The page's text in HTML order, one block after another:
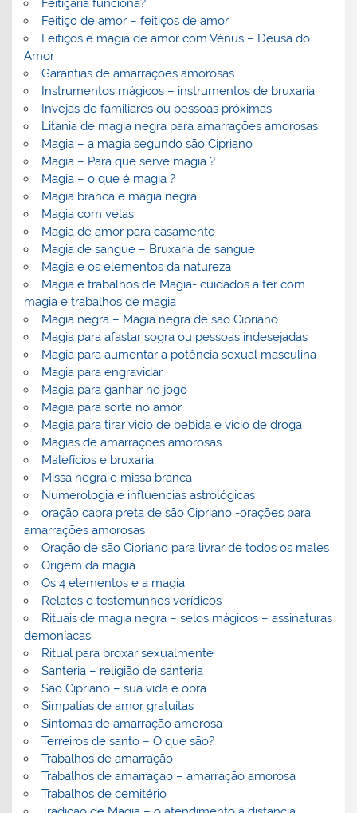
Feitiçaria funciona?
Feitiço de amor – feitiços de amor
Feitiços e magia de amor com Vénus – Deusa do
Amor
Garantias de amarrações amorosas
Instrumentos mágicos – instrumentos de bruxaria
Invejas de familiares ou pessoas próximas
Litania de magia negra para amarrações amorosas
Magia – a magia segundo são Cipriano
Magia – Para que serve magia ?
Magia – o que é magia ?
Magia branca e magia negra
Magia com velas
Magia de amor para casamento
Magia de sangue – Bruxaria de sangue
Magia e os elementos da natureza
Magia e trabalhos de Magia- cuidados a ter com
magia e trabalhos de magia
Magia negra – Magia negra de sao Cipriano
Magia para afastar sogra ou pessoas indesejadas
Magia para aumentar a potência sexual masculina
Magia para engravidar
Magia para ganhar no jogo
Magia para sorte no amor
Magia para tirar vicio de bebida e vicio de droga
Magias de amarrações amorosas
Malefícios e bruxaria
Missa negra e missa branca
Numerologia e influencias astrológicas
oração cabra preta de são Cipriano -orações para
amarrações amorosas
Oração de são Cipriano para livrar de todos os males
Origem da magia
Os 4 elementos e a magia
Relatos e testemunhos verídicos
Rituais de magia negra – selos mágicos – assinaturas
demoníacas
Ritual para broxar sexualmente
Santeria – religião de santeria
São Cipriano – sua vida e obra
Simpatias de amor gratuitas
Sintomas de amarração amorosa
Terreiros de santo – O que são?
Trabalhos de amarração
Trabalhos de amarraçao – amarração amorosa
Trabalhos de cemitério